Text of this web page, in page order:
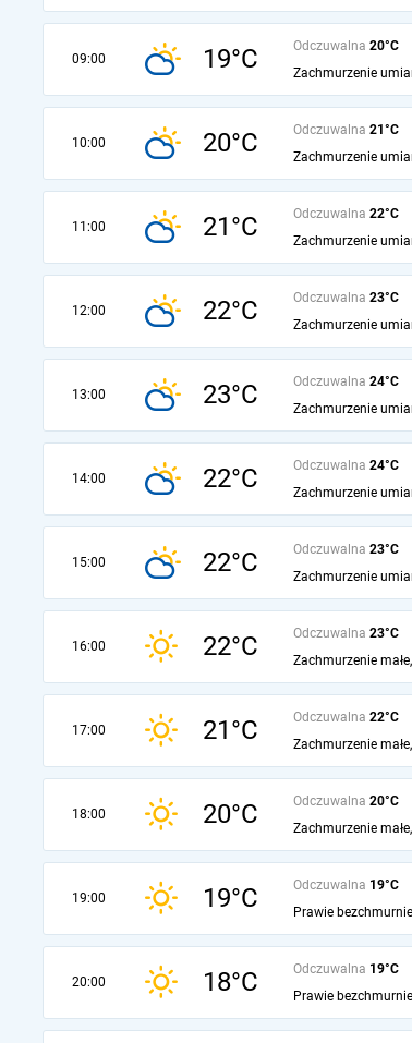
09:00 19°C Odczuwalna 20°C
Zachmurzenie
10:00 20°C Odczuwalna 21°C
Zachmurzenie
11:00 21°C Odczuwalna 22°C
Zachmurzenie
12:00 22°C Odczuwalna 23°C
Zachmurzenie
13:00 23°C Odczuwalna 24°C
Zachmurzenie
14:00 22°C Odczuwalna 24°C
Zachmurzenie
15:00 22°C Odczuwalna 23°C
Zachmurzenie
16:00 22°C Odczuwalna 23°C
Zachmurzenie
17:00 21°C Odczuwalna 22°C
Zachmurzenie
18:00 20°C Odczuwalna 20°C
Zachmurzenie
19:00 19°C Odczuwalna 19°C
Prawie bezchmurnie
20:00 18°C Odczuwalna 19°C
Prawie bezchmurnie